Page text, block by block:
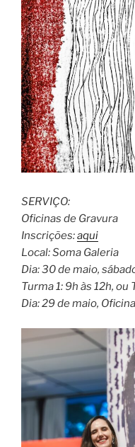
SERVIÇO:
Oficinas de Gravura
Inscrições:aqui
Local: Soma Galeria
Dia: 30 de maio,
Turma 1: 9h às 12h, ou
Dia: 29 de maio,